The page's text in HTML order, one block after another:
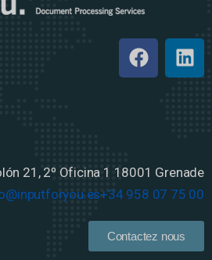
21, 2º Oficina 1 18001 Grenade
+34 958 07 75 00
Contactez nous